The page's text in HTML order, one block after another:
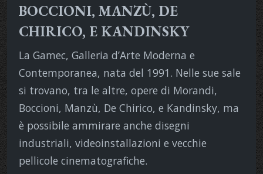
BOCCIONI, MANZÙ, DE
CHIRICO, E KANDINSKY
La Gamec, Galleria d’Arte Moderna e
Contemporanea, nata del 1991. Nelle sue sale
si trovano, tra le altre, opere di Morandi,
Boccioni, Manzù, De Chirico, e Kandinsky, ma
è possibile ammirare anche disegni
industriali, videoinstallazioni e vecchie
pellicole cinematografiche.